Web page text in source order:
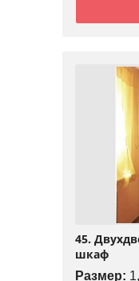
45.
шкаф
Размер: